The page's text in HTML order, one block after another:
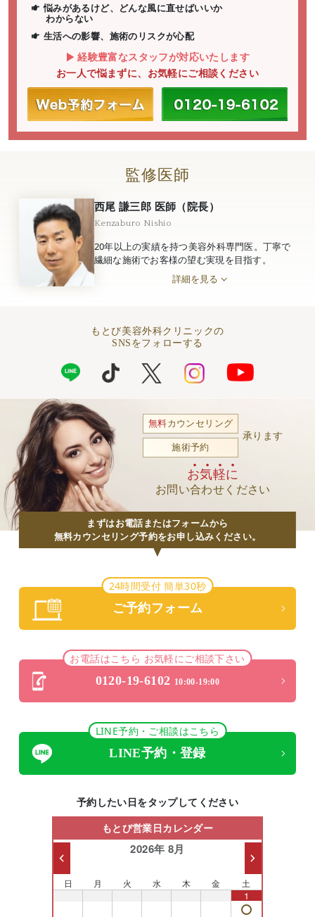
悩みがあるけど、どんな風に直せばいいか
わからない
生活への影響、施術のリスクが心配
経験豊富なスタッフが対応いたします
お一人で悩まずに、お気軽にご相談ください
監修医師
西尾 謙三郎 医師（院長）
Kenzaburo Nishio
20年以上の実績を持つ美容外科専門医。丁寧で
繊細な施術でお客様の望む実現を目指す。
詳細を見る
もとび美容外科クリニックの
SNSをフォローする
無料カウンセリング
施術予約
承ります
お気軽に
お問い合わせください
まずはお電話またはフォームから
無料カウンセリング予約をお申し込みください。
24時間受付 簡単30秒
ご予約フォーム
お電話はこちら お気軽にご相談下さい
0120-19-6102 10:00-19:00
LINE予約・ご相談はこちら
LINE予約・登録
予約したい日をタップしてください
もとび営業日カレンダー
2026年 8月
日 月 火 水 木 金 土
1